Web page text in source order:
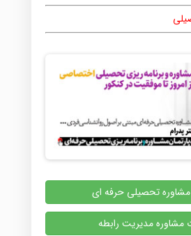
تحصیلی حرفه ای
مشاوره مدیریت رابطه